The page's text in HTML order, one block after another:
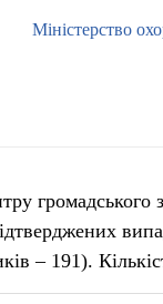
Міністерство
громадського
– 191).